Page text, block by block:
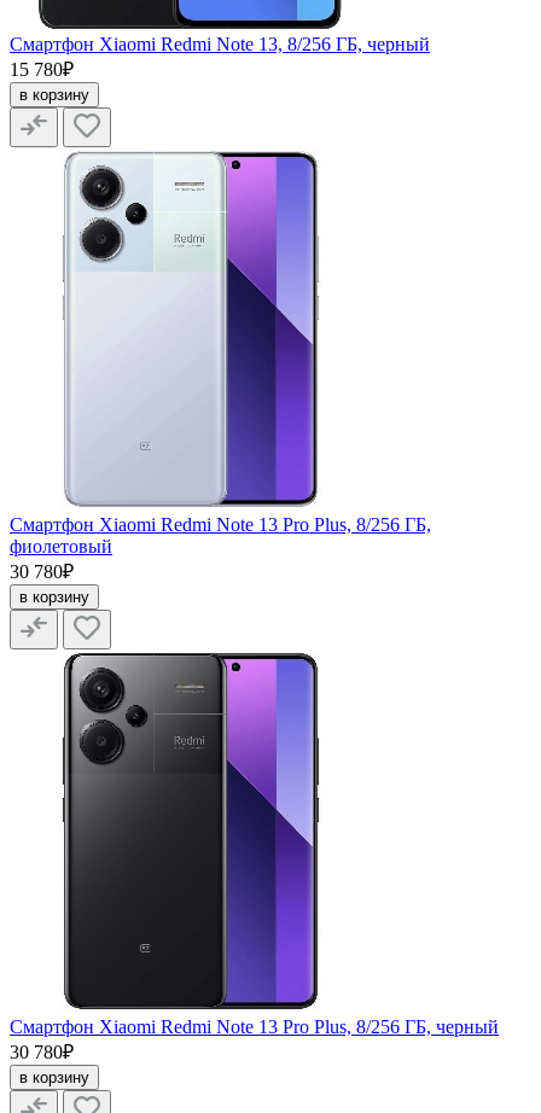
Смартфон Xiaomi Redmi Note 13, 8/256 ГБ, черный
15 780₽
в корзину
Смартфон Xiaomi Redmi Note 13 Pro Plus, 8/256 ГБ,
фиолетовый
30 780₽
в корзину
Смартфон Xiaomi Redmi Note 13 Pro Plus, 8/256 ГБ, черный
30 780₽
в корзину